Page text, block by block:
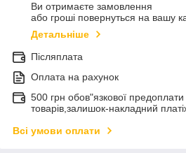
Ви отримаєте замовлення
або гроші повернуться на вашу
Детальніше
Післяплата
Оплата на рахунок
500 грн обов"язкової
товарів,залишок-накладний
Всі умови оплати